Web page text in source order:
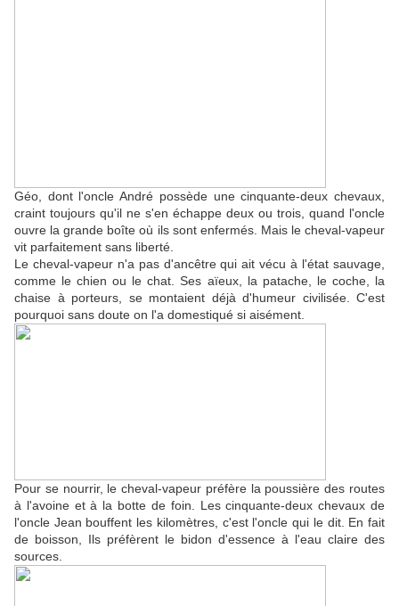
Géo, dont l'oncle André possède une cinquante-deux chevaux,
craint toujours qu'il ne s'en échappe deux ou trois, quand l'oncle
ouvre la grande boîte où ils sont enfermés. Mais le cheval-vapeur
vit parfaitement sans liberté.
Le cheval-vapeur n'a pas d'ancêtre qui ait vécu à l'état sauvage,
comme le chien ou le chat. Ses aïeux, la patache, le coche, la
chaise à porteurs, se montaient déjà d'humeur civilisée. C'est
pourquoi sans doute on l'a domestiqué si aisément.
Pour se nourrir, le cheval-vapeur préfère la poussière des routes
à l'avoine et à la botte de foin. Les cinquante-deux chevaux de
l'oncle Jean bouffent les kilomètres, c'est l'oncle qui le dit. En fait
de boisson, Ils préfèrent le bidon d'essence à l'eau claire des
sources.